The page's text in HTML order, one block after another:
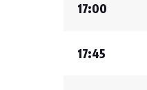
17:00
17:45